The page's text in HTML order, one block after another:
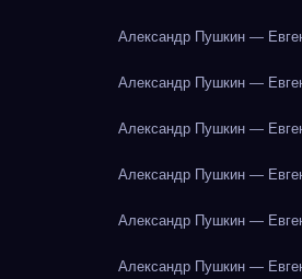
Александр Пушкин —
Александр Пушкин —
Александр Пушкин —
Александр Пушкин —
Александр Пушкин —
Александр Пушкин —